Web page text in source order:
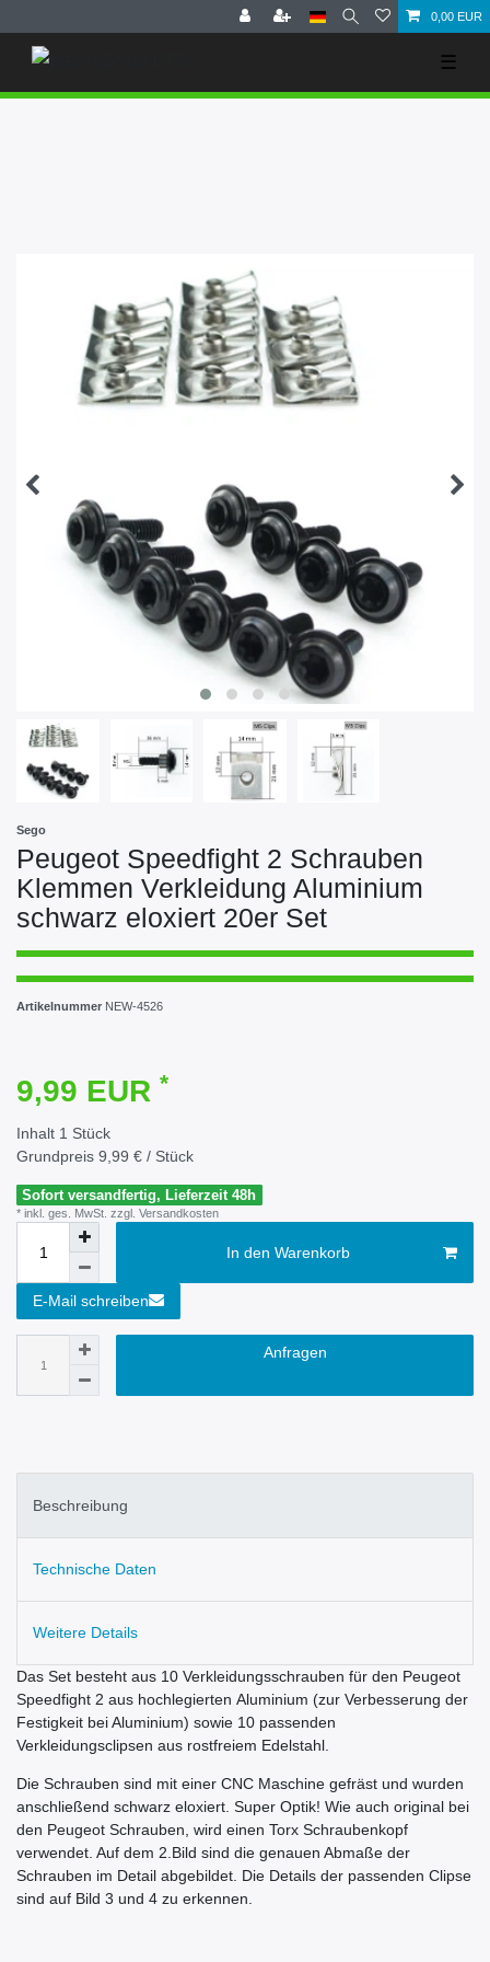
0,00 EUR
☰
Sego
Peugeot Speedfight 2 Schrauben
Klemmen Verkleidung Aluminium
schwarz eloxiert 20er Set
Artikelnummer NEW-4526
9,99 EUR *
Inhalt 1 Stück
Grundpreis 9,99 € / Stück
Sofort versandfertig, Lieferzeit 48h
* inkl. ges. MwSt. zzgl. Versandkosten
In den Warenkorb
E-Mail schreiben
Anfragen
Beschreibung
Technische Daten
Weitere Details
Das Set besteht aus 10 Verkleidungsschrauben für den Peugeot
Speedfight 2 aus hochlegierten Aluminium (zur Verbesserung der
Festigkeit bei Aluminium) sowie 10 passenden
Verkleidungsclipsen aus rostfreiem Edelstahl.
Die Schrauben sind mit einer CNC Maschine gefräst und wurden
anschließend schwarz eloxiert. Super Optik! Wie auch original bei
den Peugeot Schrauben, wird einen Torx Schraubenkopf
verwendet. Auf dem 2.Bild sind die genauen Abmaße der
Schrauben im Detail abgebildet. Die Details der passenden Clipse
sind auf Bild 3 und 4 zu erkennen.